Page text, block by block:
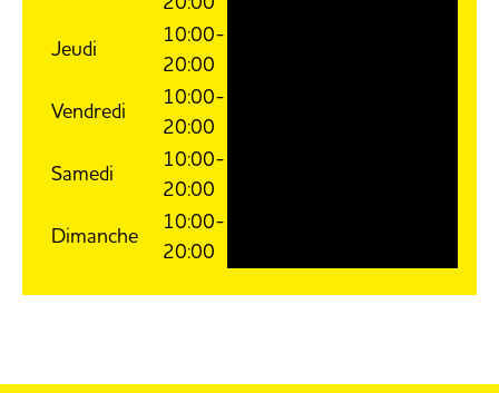
Jeudi
10:00-
20:00
Vendredi
10:00-
20:00
Samedi
10:00-
20:00
Dimanche
10:00-
20:00